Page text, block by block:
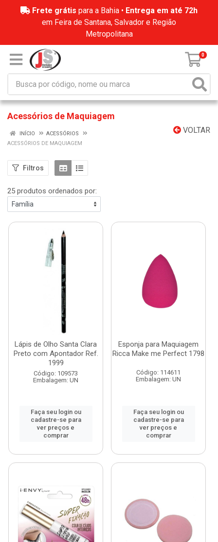
Frete grátis para a Bahia • Entrega em até 72h
em Feira de Santana, Salvador e Região
Metropolitana
0
Acessórios de Maquiagem
VOLTAR
INÍCIO
ACESSÓRIOS
ACESSÓRIOS DE MAQUIAGEM
Filtros
25 produtos ordenados por:
Lápis de Olho Santa Clara
Preto com Apontador Ref.
1999
Código: 109573
Embalagem: UN
Faça seu login ou
cadastre-se para
ver preços e
comprar
Esponja para Maquiagem
Ricca Make me Perfect 1798
Código: 114611
Embalagem: UN
Faça seu login ou
cadastre-se para
ver preços e
comprar